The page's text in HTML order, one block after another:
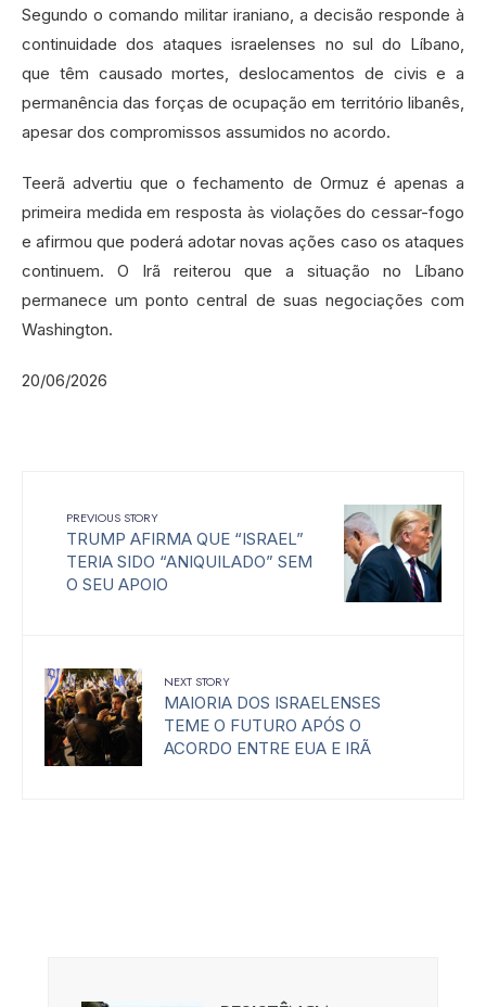
Segundo o comando militar iraniano, a decisão responde à
continuidade dos ataques israelenses no sul do Líbano,
que têm causado mortes, deslocamentos de civis e a
permanência das forças de ocupação em território libanês,
apesar dos compromissos assumidos no acordo.
Teerã advertiu que o fechamento de Ormuz é apenas a
primeira medida em resposta às violações do cessar-fogo
e afirmou que poderá adotar novas ações caso os ataques
continuem. O Irã reiterou que a situação no Líbano
permanece um ponto central de suas negociações com
Washington.
20/06/2026
PREVIOUS STORY
TRUMP AFIRMA QUE “ISRAEL”
TERIA SIDO “ANIQUILADO” SEM
O SEU APOIO
NEXT STORY
MAIORIA DOS ISRAELENSES
TEME O FUTURO APÓS O
ACORDO ENTRE EUA E IRÃ